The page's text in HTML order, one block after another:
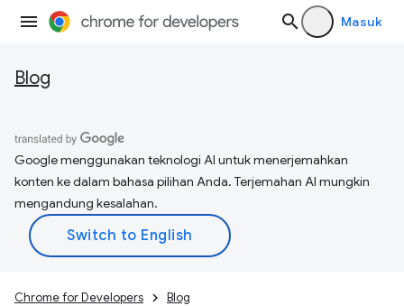
Masuk
Blog
Google menggunakan teknologi AI untuk menerjemahkan
konten ke dalam bahasa pilihan Anda. Terjemahan AI mungkin
mengandung kesalahan.
Chrome for Developers Blog